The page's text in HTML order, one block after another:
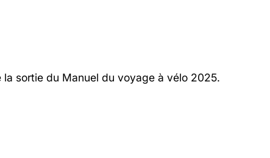
sortie du Manuel du voyage à vélo 2025.